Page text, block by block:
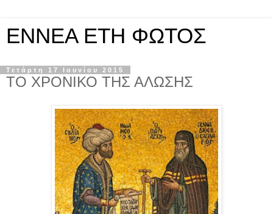
ΕΝΝΕΑ ΕΤΗ ΦΩΤΟΣ
Τετάρτη 17 Ιουνίου 2015
ΤΟ ΧΡΟΝΙΚΟ ΤΗΣ ΑΛΩΣΗΣ